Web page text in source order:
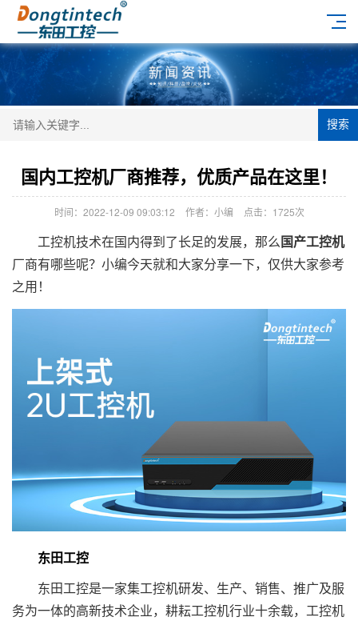
搜索
国内工控机厂商推荐，优质产品在这里！
时间：2022-12-09 09:03:12 作者：小编 点击： 1725次
工控机技术在国内得到了长足的发展，那么国产工控机
厂商有哪些呢？小编今天就和大家分享一下，仅供大家参考
之用！
东田工控
东田工控是一家集工控机研发、生产、销售、推广及服
务为一体的高新技术企业，耕耘工控机行业十余载，工控机